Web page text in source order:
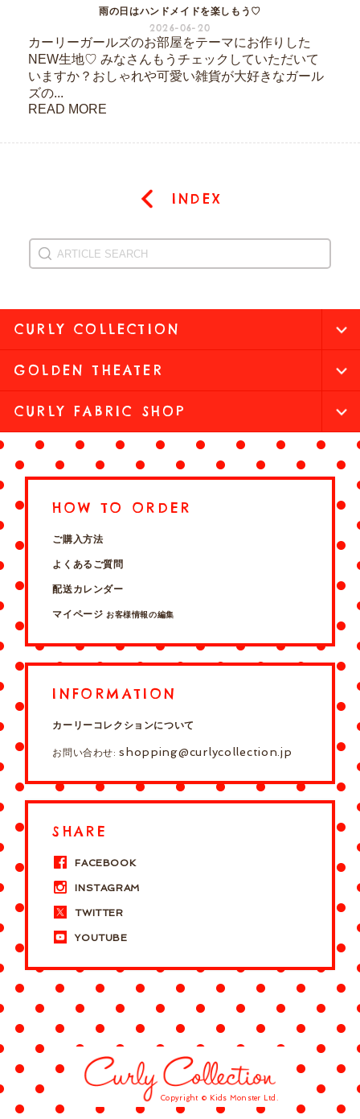
雨の日はハンドメイドを楽しもう♡
2026-06-20
カーリーガールズのお部屋をテーマにお作りした
NEW生地♡ みなさんもうチェックしていただいて
いますか？おしゃれや可愛い雑貨が大好きなガール
ズの...
READ MORE
INDEX
CURLY COLLECTION
GOLDEN THEATER
CURLY FABRIC SHOP
HOW TO ORDER
ご購入方法
よくあるご質問
配送カレンダー
マイページ お客様情報の編集
INFORMATION
カーリーコレクションについて
お問い合わせ:shopping@curlycollection.jp
SHARE
FACEBOOK
INSTAGRAM
TWITTER
YOUTUBE
Copyright © Kids Monster Ltd.